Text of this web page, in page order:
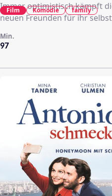
Immer optimistisch kämpft
neuen Freunden für ihr
97
Min.
Film Komödie family